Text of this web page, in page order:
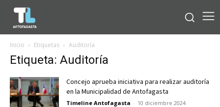
Inicio Etiquetas Auditoría
Etiqueta: Auditoría
Concejo aprueba iniciativa para realizar auditoría
en la Municipalidad de Antofagasta
Timeline Antofagasta - 10 diciembre 2024